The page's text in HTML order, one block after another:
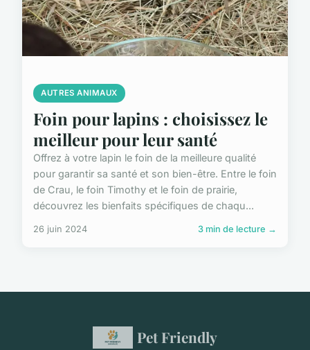
AUTRES ANIMAUX
Foin pour lapins : choisissez le
meilleur pour leur santé
Offrez à votre lapin le foin de la meilleure qualité
pour garantir sa santé et son bien-être. Entre le foin
de Crau, le foin Timothy et le foin de prairie,
découvrez les bienfaits spécifiques de chaqu...
26 juin 2024 3 min de lecture →
Pet Friendly